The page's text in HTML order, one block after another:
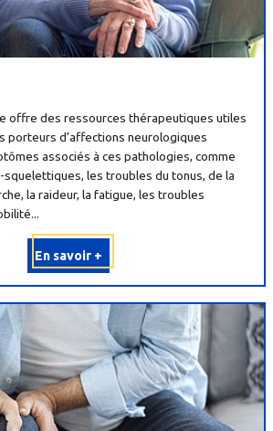
offre des ressources thérapeutiques utiles
porteurs d’affections neurologiques
associés à ces pathologies, comme
squelettiques, les troubles du tonus, de la
la raideur, la fatigue, les troubles
En savoir +